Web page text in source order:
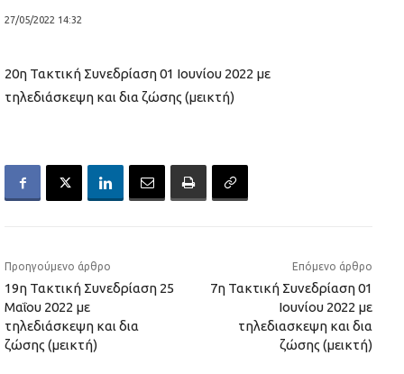
27/05/2022 14:32
20η Τακτική Συνεδρίαση 01 Ιουνίου 2022 με
τηλεδιάσκεψη και δια ζώσης (μεικτή)
Προηγούμενο άρθρο
19η Τακτική Συνεδρίαση 25
Μαΐου 2022 με
τηλεδιάσκεψη και δια
ζώσης (μεικτή)
Επόμενο άρθρο
7η Τακτική Συνεδρίαση 01
Ιουνίου 2022 με
τηλεδιασκεψη και δια
ζώσης (μεικτή)